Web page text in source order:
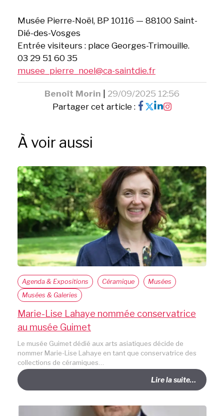
Musée Pierre-Noël, BP 10116 — 88100 Saint-
Dié-des-Vosges
Entrée visiteurs : place Georges-Trimouille.
03 29 51 60 35
musee_pierre_noel@ca-saintdie.fr
Benoît Morin
29/09/2025 12:56
Partager cet article :
À voir aussi
Agenda & Expositions Céramique
Musées
Musées & Galeries
Marie-Lise Lahaye nommée conservatrice
au musée Guimet
Le musée Guimet dédié aux arts asiatiques décide de
nommer Marie-Lise Lahaye en tant que conservatrice des
collections de céramiques…
Lire la suite…